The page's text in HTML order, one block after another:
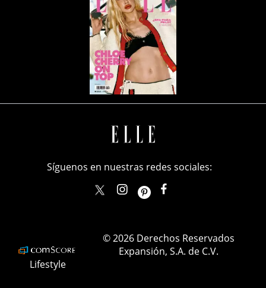
Síguenos en nuestras redes sociales:
elle_mexicoellemexico
Lifestyle
© 2026 Derechos Reservados
Expansión, S.A. de C.V.